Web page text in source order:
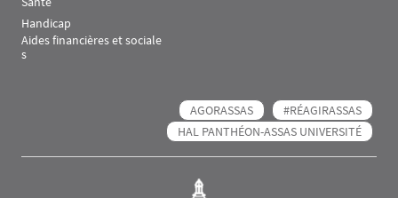
Handicap
Aides financières et sociale
s
AGORASSAS
#RÉAGIRASSAS
HAL PANTHÉON-ASSAS UNIVERSITÉ